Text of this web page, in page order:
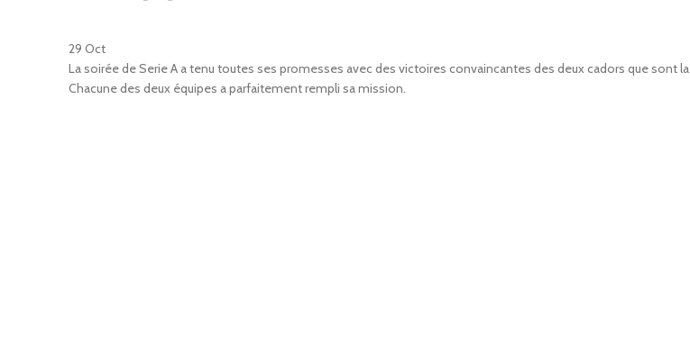
29 Oct
La soirée de Serie A a tenu toutes ses promesses avec des victoires convaincantes des deux cadors que sont la
Chacune des deux équipes a parfaitement rempli sa mission.